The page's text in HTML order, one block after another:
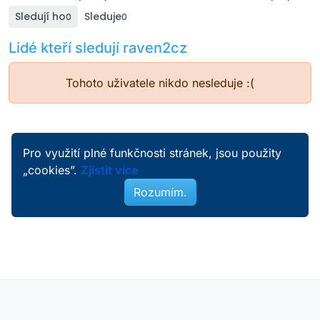
Sledují ho0 Sleduje0
Lidé kteří sledují raven2cz
Tohoto uživatele nikdo nesleduje :(
Pro využití plné funkčnosti stránek, jsou použity
„cookies”. Zjistit více
Rozumím.